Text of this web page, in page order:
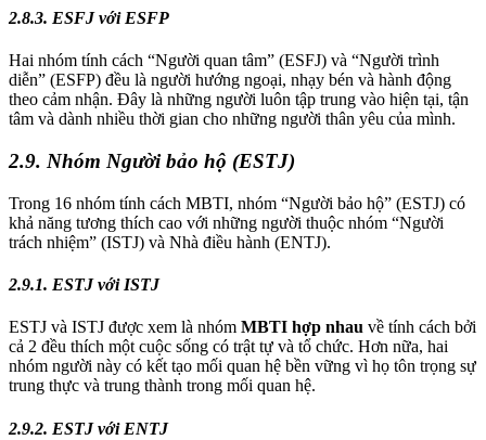
2.8.3. ESFJ với ESFP
Hai nhóm tính cách “Người quan tâm” (ESFJ) và “Người trình
diễn” (ESFP) đều là người hướng ngoại, nhạy bén và hành động
theo cảm nhận. Đây là những người luôn tập trung vào hiện tại, tận
tâm và dành nhiều thời gian cho những người thân yêu của mình.
2.9. Nhóm Người bảo hộ (ESTJ)
Trong 16 nhóm tính cách MBTI, nhóm “Người bảo hộ” (ESTJ) có
khả năng tương thích cao với những người thuộc nhóm “Người
trách nhiệm” (ISTJ) và Nhà điều hành (ENTJ).
2.9.1. ESTJ với ISTJ
ESTJ và ISTJ được xem là nhóm MBTI hợp nhau về tính cách bởi
cả 2 đều thích một cuộc sống có trật tự và tổ chức. Hơn nữa, hai
nhóm người này có kết tạo mối quan hệ bền vững vì họ tôn trọng sự
trung thực và trung thành trong mối quan hệ.
2.9.2. ESTJ với ENTJ